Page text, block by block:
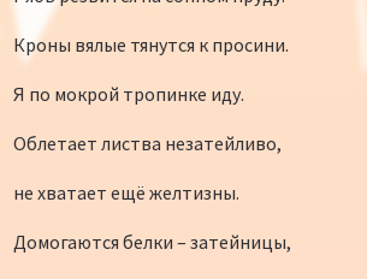
o
k
kl
as
sn
iki
Li
Кроны вялые тянутся к просини.
Я по мокрой тропинке иду.
Облетает листва незатейливо,
не хватает ещё желтизны.
Домогаются белки – затейницы,